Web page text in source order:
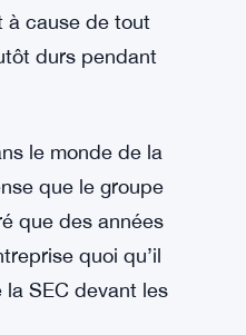
à cause de tout
durs pendant
le monde de la
que le groupe
que des années
quoi qu’il
SEC devant les